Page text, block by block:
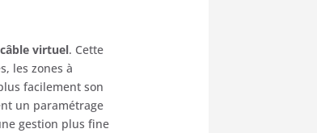
câble virtuel. Cette
les zones à
facilement son
un paramétrage
gestion plus fine